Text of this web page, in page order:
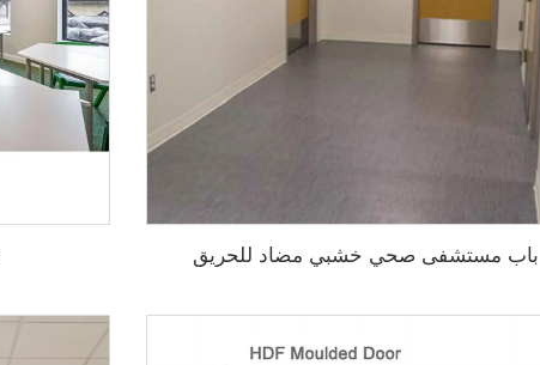
باب مستشفى صحي خشبي مضاد للحريق